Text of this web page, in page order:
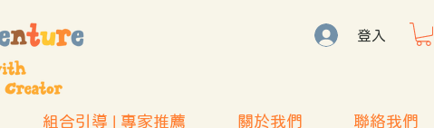
登入
組合引導 | 專家推薦 關於我們 聯絡我們